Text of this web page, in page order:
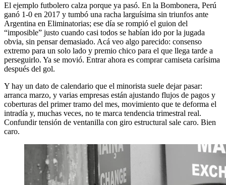
El ejemplo futbolero calza porque ya pasó. En la Bombonera, Perú
ganó 1-0 en 2017 y tumbó una racha larguísima sin triunfos ante
Argentina en Eliminatorias; ese día se rompió el guion del
“imposible” justo cuando casi todos se habían ido por la jugada
obvia, sin pensar demasiado. Acá veo algo parecido: consenso
extremo para un solo lado y premio chico para el que llega tarde a
perseguirlo. Ya se movió. Entrar ahora es comprar camiseta carísima
después del gol.
Y hay un dato de calendario que el minorista suele dejar pasar:
arranca marzo, y varias empresas están ajustando flujos de pagos y
coberturas del primer tramo del mes, movimiento que te deforma el
intradía y, muchas veces, no te marca tendencia trimestral real.
Confundir tensión de ventanilla con giro estructural sale caro. Bien
caro.